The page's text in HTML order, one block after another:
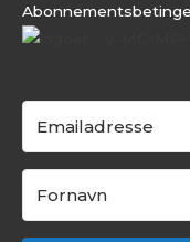
Abonnementsbeti